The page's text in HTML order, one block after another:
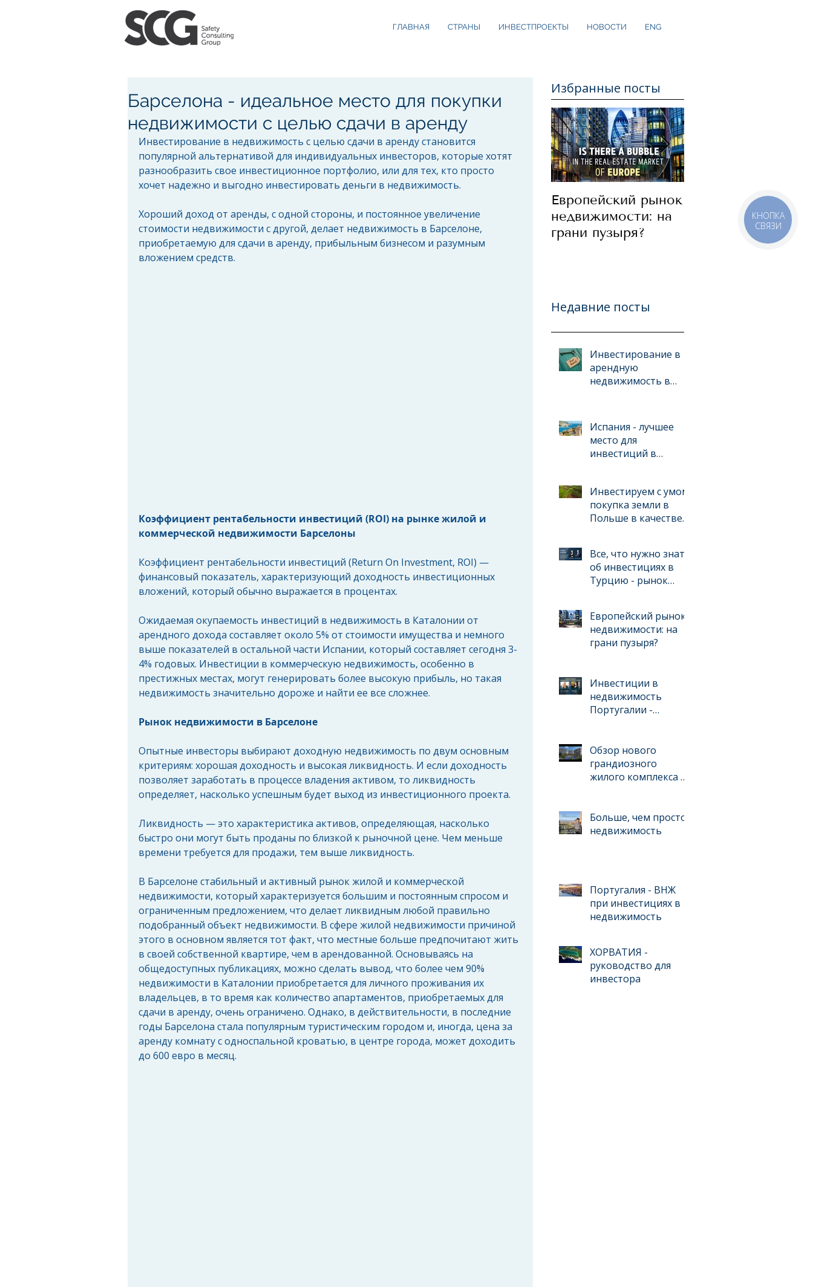
ГЛАВНАЯ СТРАНЫ ИНВЕСТПРОЕКТЫ НОВОСТИ ENG
Барселона - идеальное место для покупки
недвижимости с целью сдачи в аренду
Инвестирование в недвижимость с целью сдачи в аренду становится
популярной альтернативой для индивидуальных инвесторов, которые хотят
разнообразить свое инвестиционное портфолио, или для тех, кто просто
хочет надежно и выгодно инвестировать деньги в недвижимость.
Хороший доход от аренды, с одной стороны, и постоянное увеличение
стоимости недвижимости с другой, делает недвижимость в Барселоне,
приобретаемую для сдачи в аренду, прибыльным бизнесом и разумным
вложением средств.
Коэффициент рентабельности инвестиций (ROI) на рынке жилой и
коммерческой недвижимости Барселоны
Коэффициент рентабельности инвестиций (Return On Investment, ROI) —
финансовый показатель, характеризующий доходность инвестиционных
вложений, который обычно выражается в процентах.
Ожидаемая окупаемость инвестиций в недвижимость в Каталонии от
арендного дохода составляет около 5% от стоимости имущества и немного
выше показателей в остальной части Испании, который составляет сегодня 3-
4% годовых. Инвестиции в коммерческую недвижимость, особенно в
престижных местах, могут генерировать более высокую прибыль, но такая
недвижимость значительно дороже и найти ее все сложнее.
Рынок недвижимости в Барселоне
Опытные инвесторы выбирают доходную недвижимость по двум основным
критериям: хорошая доходность и высокая ликвидность. И если доходность
позволяет заработать в процессе владения активом, то ликвидность
определяет, насколько успешным будет выход из инвестиционного проекта.
Ликвидность — это характеристика активов, определяющая, насколько
быстро они могут быть проданы по близкой к рыночной цене. Чем меньше
времени требуется для продажи, тем выше ликвидность.
В Барселоне стабильный и активный рынок жилой и коммерческой
недвижимости, который характеризуется большим и постоянным спросом и
ограниченным предложением, что делает ликвидным любой правильно
подобранный объект недвижимости. В сфере жилой недвижимости причиной
этого в основном является тот факт, что местные больше предпочитают жить
в своей собственной квартире, чем в арендованной. Основываясь на
общедоступных публикациях, можно сделать вывод, что более чем 90%
недвижимости в Каталонии приобретается для личного проживания их
владельцев, в то время как количество апартаментов, приобретаемых для
сдачи в аренду, очень ограничено. Однако, в действительности, в последние
годы Барселона стала популярным туристическим городом и, иногда, цена за
аренду комнату с односпальной кроватью, в центре города, может доходить
до 600 евро в месяц.
Избранные посты
Европейский рынок
недвижимости: на
грани пузыря?
В какие страны
стоит сегодня
инвестировать.
Недавние посты
Инвестирование в
арендную
недвижимость в
Испания - лучшее
место для
инвестиций в
Инвестируем с умом:
покупка земли в
Польше в качестве
Все, что нужно знать
об инвестициях в
Турцию - рынок
иностранцев
Европейский рынок
недвижимости: на
грани пузыря?
Инвестиции в
недвижимость
Португалии -
брокером Kelly
Swanson
Обзор нового
грандиозного
жилого комплекса в
для инвестиций
Больше, чем просто
недвижимость
Португалия - ВНЖ
при инвестициях в
недвижимость
ХОРВАТИЯ -
руководство для
инвестора
КНОПКА
СВЯЗИ